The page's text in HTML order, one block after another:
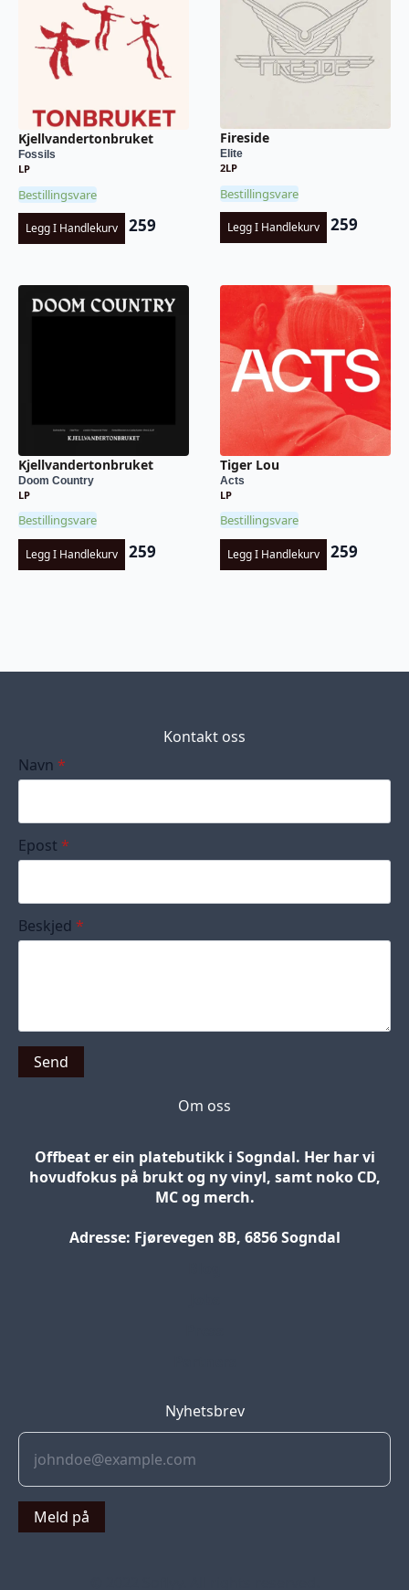
Kjellvandertonbruket
Fossils
LP
Bestillingsvare
Legg I Handlekurv 259
Fireside
Elite
2LP
Bestillingsvare
Legg I Handlekurv 259
Kjellvandertonbruket
Doom Country
LP
Bestillingsvare
Legg I Handlekurv 259
Tiger Lou
Acts
LP
Bestillingsvare
Legg I Handlekurv 259
Kontakt oss
Navn *
Epost *
Beskjed *
Send
Om oss
Offbeat er ein platebutikk i Sogndal. Her har vi
hovudfokus på brukt og ny vinyl, samt noko CD,
MC og merch.
Adresse: Fjørevegen 8B, 6856 Sogndal
Nyhetsbrev
Meld på